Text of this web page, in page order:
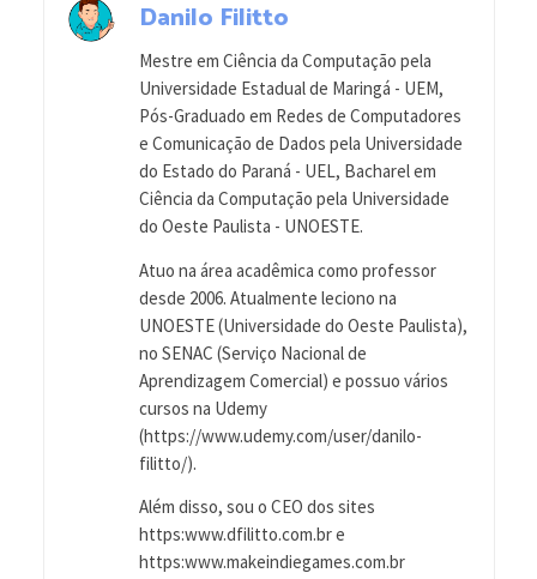
Danilo Filitto
Mestre em Ciência da Computação pela
Universidade Estadual de Maringá - UEM,
Pós-Graduado em Redes de Computadores
e Comunicação de Dados pela Universidade
do Estado do Paraná - UEL, Bacharel em
Ciência da Computação pela Universidade
do Oeste Paulista - UNOESTE.
Atuo na área acadêmica como professor
desde 2006. Atualmente leciono na
UNOESTE (Universidade do Oeste Paulista),
no SENAC (Serviço Nacional de
Aprendizagem Comercial) e possuo vários
cursos na Udemy
(https://www.udemy.com/user/danilo-
filitto/).
Além disso, sou o CEO dos sites
https:www.dfilitto.com.br e
https:www.makeindiegames.com.br